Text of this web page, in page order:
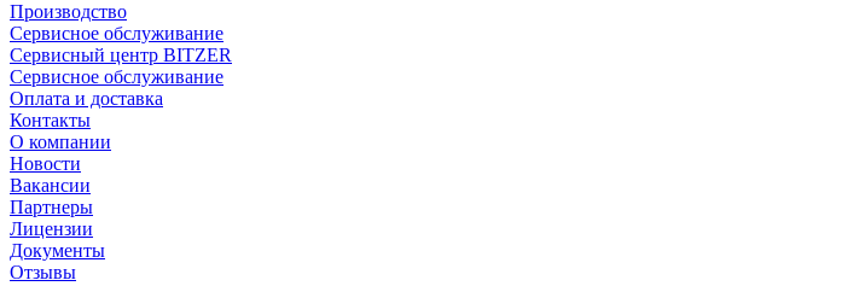
Производство
Сервисное обслуживание
Сервисный центр BITZER
Сервисное обслуживание
Оплата и доставка
Контакты
О компании
Новости
Вакансии
Партнеры
Лицензии
Документы
Отзывы